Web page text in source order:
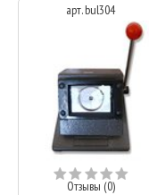
арт. bul304
Отзывы (0)